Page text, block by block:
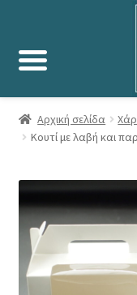
Αρχική σελίδα
Κουτί με λαβή και